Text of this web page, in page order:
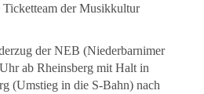
Ticketteam der Musikkultur
der NEB (Niederbarnimer
ab Rheinsberg mit Halt in
(Umstieg in die S-Bahn) nach